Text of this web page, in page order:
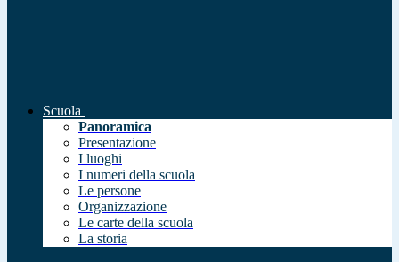
Scuola
Panoramica
Presentazione
I luoghi
I numeri della scuola
Le persone
Organizzazione
Le carte della scuola
La storia